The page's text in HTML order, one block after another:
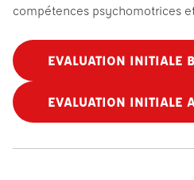
compétences psychomotrices
EVALUATION INITIALE B
EVALUATION INITIALE